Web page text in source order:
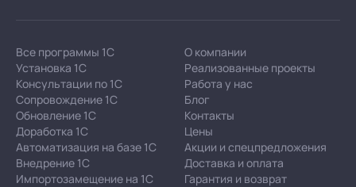
Все программы 1С
Установка 1С
Консультации по 1С
Сопровождение 1С
Обновление 1С
Доработка 1С
Автоматизация на базе 1С
Внедрение 1С
Импортозамещение на 1С
О компании
Реализованные проекты
Работа у нас
Блог
Контакты
Цены
Акции и спецпредложения
Доставка и оплата
Гарантия и возврат